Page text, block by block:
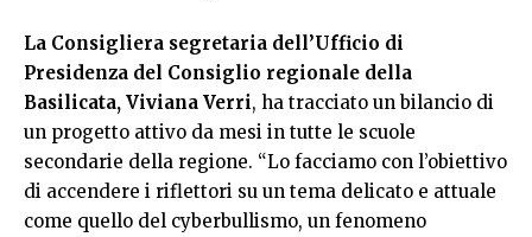
La Consigliera segretaria dell’Ufficio di
Presidenza del Consiglio regionale della
Basilicata, Viviana Verri, ha tracciato un bilancio di
un progetto attivo da mesi in tutte le scuole
secondarie della regione. “Lo facciamo con l’obiettivo
di accendere i riflettori su un tema delicato e attuale
come quello del cyberbullismo, un fenomeno